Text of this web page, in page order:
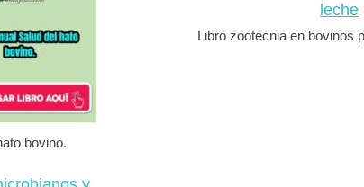
bovino.
Libro zootecnia en bovinos